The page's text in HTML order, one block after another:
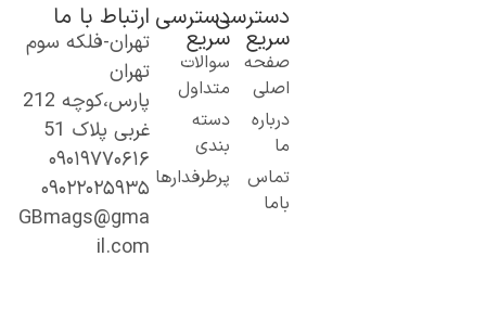
دسترسی
سریع
صفحه
اصلی
درباره
تماس
دسترسی
سریع
سوالات
متداول
دسته
بندی
پرطرفدارها
ارتباط با ما
تهران-فلکه سوم
تهران
پارس،کوچه 212
غربی پلاک 51
۰۹۰۱۹۷۷۰۶۱۶
۰۹۰۲۲۰۲۵۹۳۵
GBmags@gma
il.com